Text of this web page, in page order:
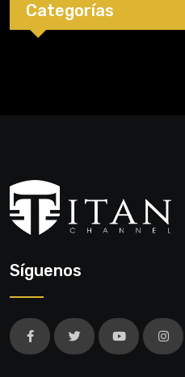
Categorías
Síguenos